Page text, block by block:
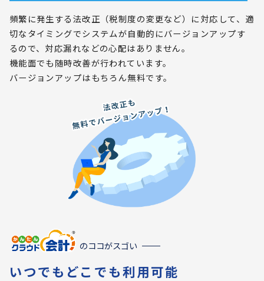
頻繁に発生する法改正（税制度の変更など）に対応して、適
切なタイミングでシステムが自動的にバージョンアップす
るので、対応漏れなどの心配はありません。
機能面でも随時改善が行われています。
バージョンアップはもちろん無料です。
のココがスゴい
いつでもどこでも利用可能